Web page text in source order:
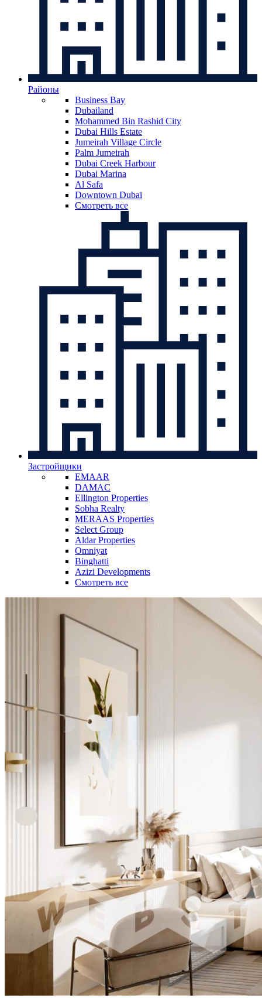
Районы
Business Bay
Dubailand
Mohammed Bin Rashid City
Dubai Hills Estate
Jumeirah Village Circle
Palm Jumeirah
Dubai Creek Harbour
Dubai Marina
Al Safa
Downtown Dubai
Смотреть все
Застройщики
EMAAR
DAMAC
Ellington Properties
Sobha Realty
MERAAS Properties
Select Group
Aldar Properties
Omniyat
Binghatti
Azizi Developments
Смотреть все